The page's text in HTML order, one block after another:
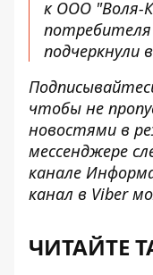
к ООО "Воля-
подчеркнули
чтобы не
новостями в
мессенджере
канале
канал в Viber
ЧИТАЙТЕ